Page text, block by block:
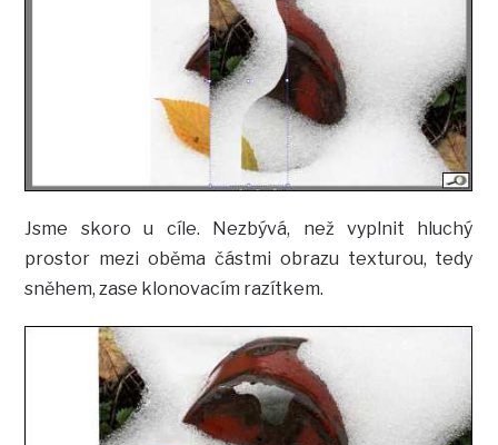
Jsme skoro u cíle. Nezbývá, než vyplnit hluchý
prostor mezi oběma částmi obrazu texturou, tedy
sněhem, zase klonovacím razítkem.